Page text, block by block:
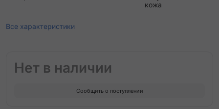
кожа
Все характеристики
Нет в наличии
Сообщить о поступлении